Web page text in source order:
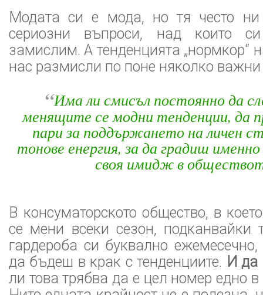
Модата си е мода, но тя често ни
сериозни въпроси, над които
замислим. А тенденцията „нормкор“
нас размисли по поне няколко важни
“Има ли смисъл постоянно да
менящите се модни тенденции, да
пари за поддържането на личен
тонове енергия, за да градиш
своя имидж в
В консуматорското общество, в
се мени всеки сезон, подканвайки
гардероба си буквално
да бъдеш в крак с тенденциите. И да
ли това трябва да е цел номер едно